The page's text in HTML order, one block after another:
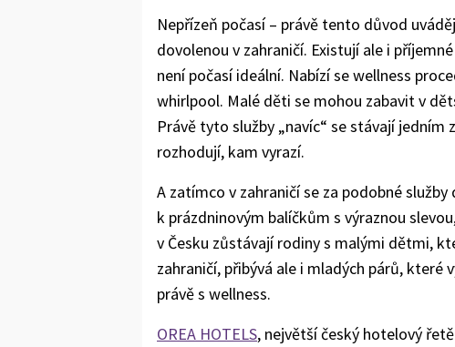
Nepřízeň počasí – právě tento důvod
dovolenou v zahraničí. Existují ale i
není počasí ideální. Nabízí se wellness
whirlpool. Malé děti se mohou zabavit v
Právě tyto služby „navíc“ se stávají
rozhodují, kam vyrazí.
A zatímco v zahraničí se za podobné
k prázdninovým balíčkům s výraznou
v Česku zůstávají rodiny s malými dětmi,
zahraničí, přibývá ale i mladých párů, které
právě s wellness.
OREA HOTELS, největší český hotelový